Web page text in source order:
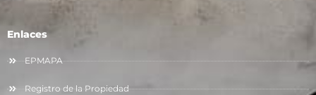
Enlaces
EPMAPA
Registro de la Propiedad